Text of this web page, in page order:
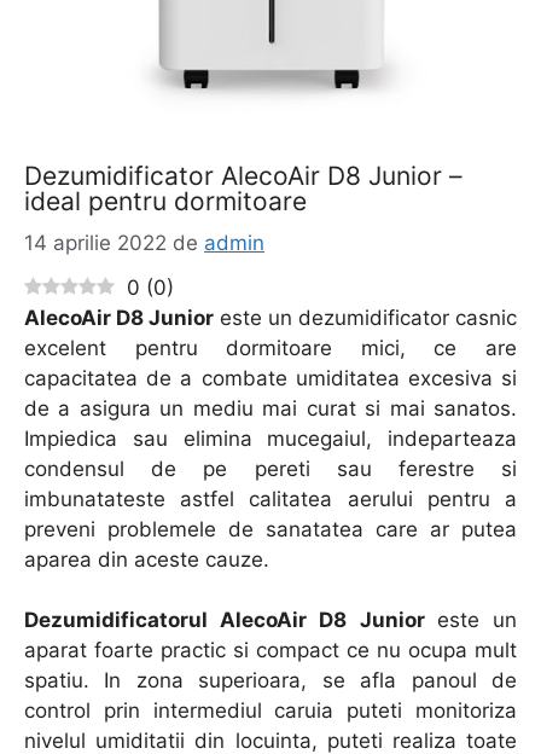
Dezumidificator AlecoAir D8 Junior –
ideal pentru dormitoare
14 aprilie 2022 de admin
0 (0)
AlecoAir D8 Junior este un dezumidificator casnic
excelent pentru dormitoare mici, ce are
capacitatea de a combate umiditatea excesiva si
de a asigura un mediu mai curat si mai sanatos.
Impiedica sau elimina mucegaiul, indeparteaza
condensul de pe pereti sau ferestre si
imbunatateste astfel calitatea aerului pentru a
preveni problemele de sanatatea care ar putea
aparea din aceste cauze.
Dezumidificatorul AlecoAir D8 Junior este un
aparat foarte practic si compact ce nu ocupa mult
spatiu. In zona superioara, se afla panoul de
control prin intermediul caruia puteti monitoriza
nivelul umiditatii din locuinta, puteti realiza toate